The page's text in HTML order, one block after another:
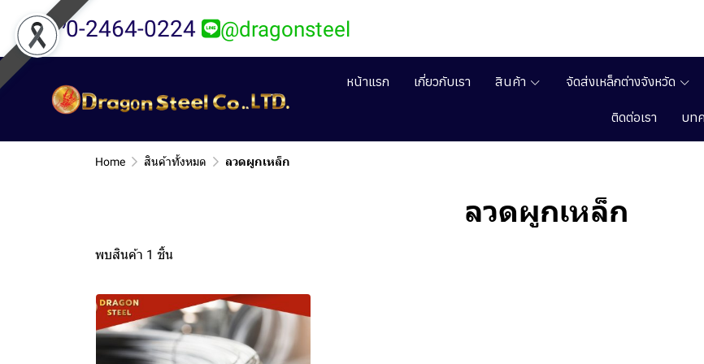
0-2464-0224 @dragonsteel
หน้าแรก เกี่ยวกับเรา สินค้า จัดส่งเหล็กต่างจังหวัด
ติดต่อเรา บท
Home สินค้าทั้งหมด ลวดผูกเหล็ก
ลวดผูกเหล็ก
พบสินค้า 1 ชิ้น